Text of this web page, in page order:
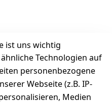
ist uns wichtig
Technologien auf
personenbezogene
Webseite (z.B. IP-
Medien
Informatio
Über uns